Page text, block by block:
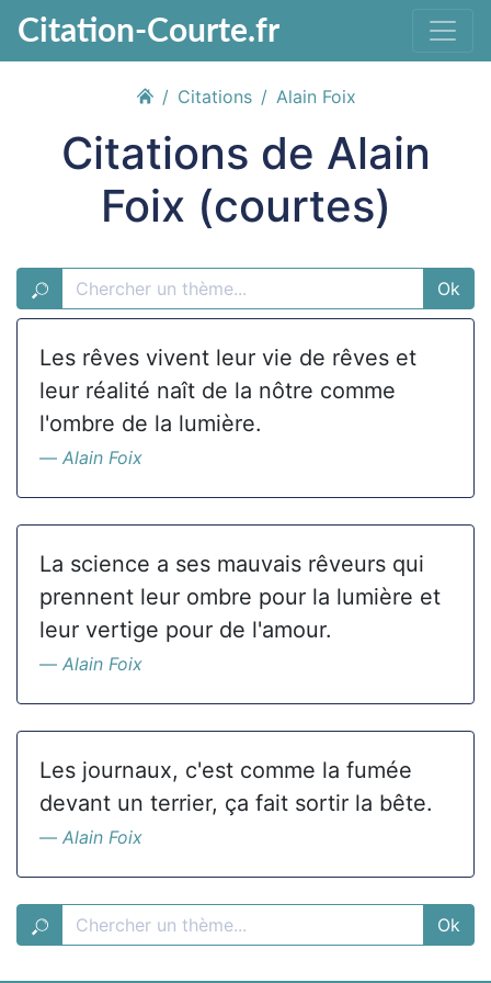
Citation-Courte.fr
Citations Alain Foix
Citations de Alain
Foix (courtes)
Ok
Les rêves vivent leur vie de rêves et
leur réalité naît de la nôtre comme
l'ombre de la lumière.
Alain Foix
La science a ses mauvais rêveurs qui
prennent leur ombre pour la lumière et
leur vertige pour de l'amour.
Alain Foix
Les journaux, c'est comme la fumée
devant un terrier, ça fait sortir la bête.
Alain Foix
Ok